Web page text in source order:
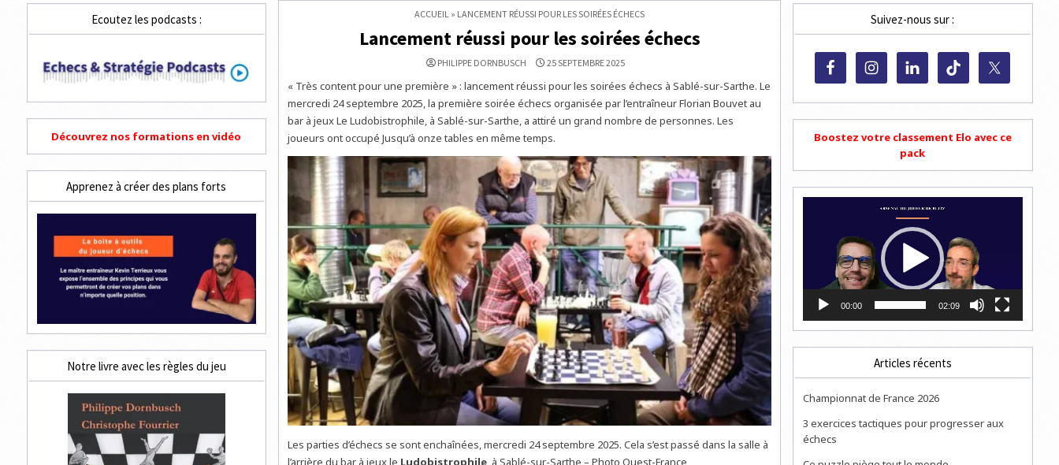
ACCUEIL » LANCEMENT RÉUSSI POUR LES SOIRÉES ÉCHECS
Lancement réussi pour les soirées échecs
PHILIPPE DORNBUSCH 25 SEPTEMBRE 2025
« Très content pour une première » : lancement réussi pour les soirées échecs à Sablé-sur-Sarthe. Le
mercredi 24 septembre 2025, la première soirée échecs organisée par l’entraîneur Florian Bouvet au
bar à jeux Le Ludobistrophile, à Sablé-sur-Sarthe, a attiré un grand nombre de personnes. Les
joueurs ont occupé Jusqu’à onze tables en même temps.
Les parties d’échecs se sont enchaînées, mercredi 24 septembre 2025. Cela s’est passé dans la salle à
l’arrière du bar à jeux le Ludobistrophile, à Sablé-sur-Sarthe – Photo Ouest-France
Ecoutez les podcasts :
Découvrez nos formations en vidéo
Apprenez à créer des plans forts
Notre livre avec les règles du jeu
Suivez-nous sur :
Boostez votre classement Elo avec ce
pack
00:00 02:09
Articles récents
Championnat de France 2026
3 exercices tactiques pour progresser aux
échecs